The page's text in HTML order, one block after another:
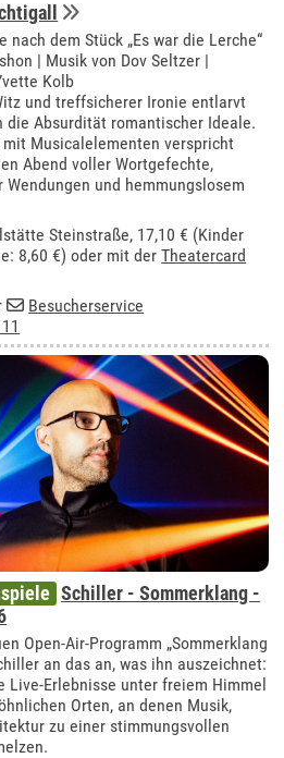
nach dem Stück „Es war die Lerche“
| Musik von Dov Seltzer |
Kolb
und treffsicherer Ironie entlarvt
die Absurdität romantischer Ideale.
mit Musicalelementen verspricht
Abend voller Wortgefechte,
Wendungen und hemmungslosem
Steinstraße, 17,10 € (Kinder
8,60 €) oder mit derTheatercard
Besucherservice
Schiller - Sommerklang -
Open-Air-Programm „Sommerklang
an das an, was ihn auszeichnet:
Live-Erlebnisse unter freiem Himmel
Orten, an denen Musik,
zu einer stimmungsvollen